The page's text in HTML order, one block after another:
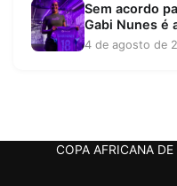
Sem acordo
Gabi Nunes é
4 de agosto de
COPA AFRICANA DE